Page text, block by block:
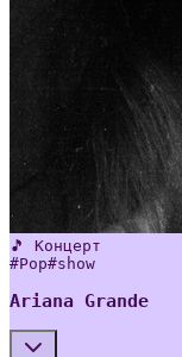
🎵 Концерт
#Pop#show
Ariana Grande